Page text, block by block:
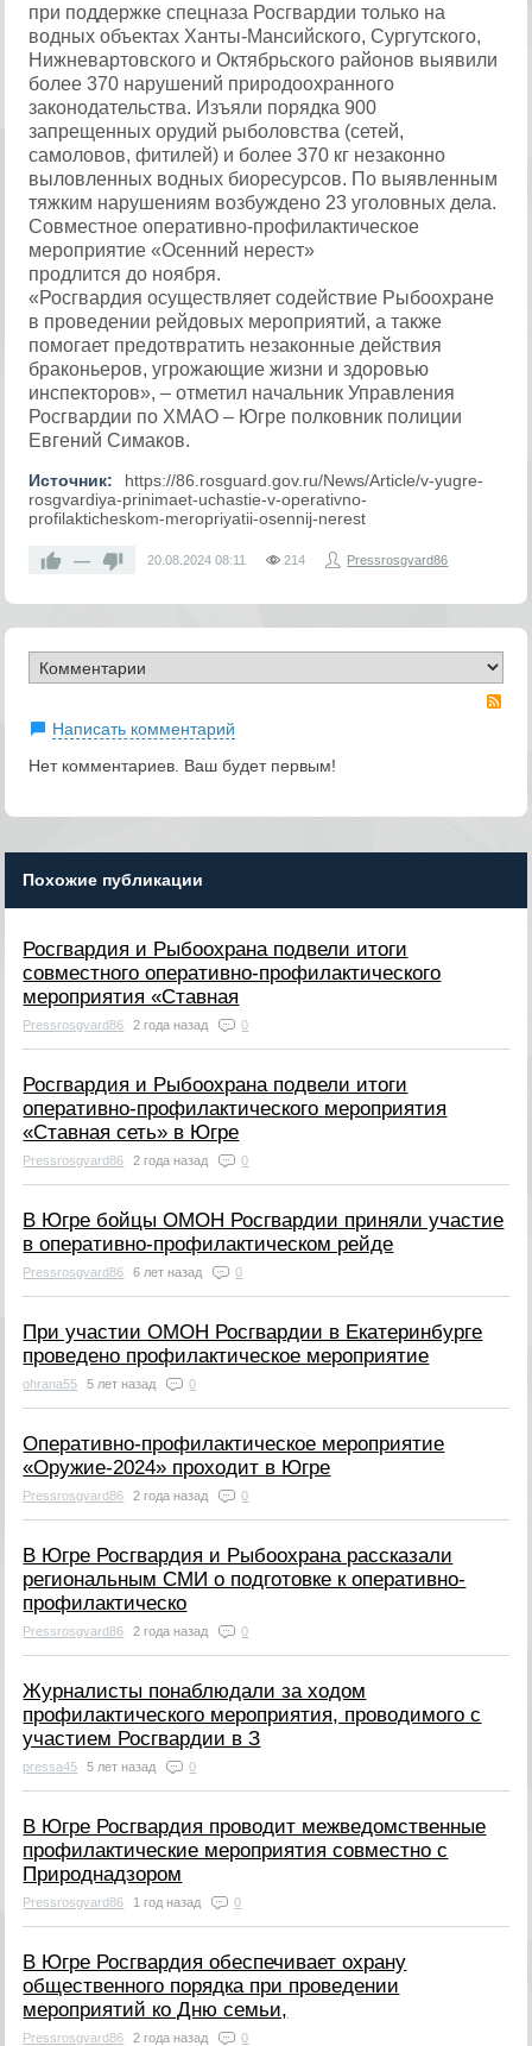
при поддержке спецназа Росгвардии только на
водных объектах Ханты-Мансийского, Сургутского,
Нижневартовского и Октябрьского районов выявили
более 370 нарушений природоохранного
законодательства. Изъяли порядка 900
запрещенных орудий рыболовства (сетей,
самоловов, фитилей) и более 370 кг незаконно
выловленных водных биоресурсов. По выявленным
тяжким нарушениям возбуждено 23 уголовных дела.
Совместное оперативно-профилактическое
мероприятие «Осенний нерест»
продлится до ноября.
«Росгвардия осуществляет содействие Рыбоохране
в проведении рейдовых мероприятий, а также
помогает предотвратить незаконные действия
браконьеров, угрожающие жизни и здоровью
инспекторов», – отметил начальник Управления
Росгвардии по ХМАО – Югре полковник полиции
Евгений Симаков.
Источник:
https://86.rosguard.gov.ru/News/Article/v-yugre-
rosgvardiya-prinimaet-uchastie-v-operativno-
profilakticheskom-meropriyatii-osennij-nerest
— 20.08.2024 08:11 214 Pressrosgvard86
Написать комментарий
Нет комментариев. Ваш будет первым!
Похожие публикации
Росгвардия и Рыбоохрана подвели итоги
совместного оперативно-профилактического
мероприятия «Ставная
Pressrosgvard86 2 года назад 0
Росгвардия и Рыбоохрана подвели итоги
оперативно-профилактического мероприятия
«Ставная сеть» в Югре
Pressrosgvard86 2 года назад 0
В Югре бойцы ОМОН Росгвардии приняли участие
в оперативно-профилактическом рейде
Pressrosgvard86 6 лет назад 0
При участии ОМОН Росгвардии в Екатеринбурге
проведено профилактическое мероприятие
ohrana55 5 лет назад 0
Оперативно-профилактическое мероприятие
«Оружие-2024» проходит в Югре
Pressrosgvard86 2 года назад 0
В Югре Росгвардия и Рыбоохрана рассказали
региональным СМИ о подготовке к оперативно-
профилактическо
Pressrosgvard86 2 года назад 0
Журналисты понаблюдали за ходом
профилактического мероприятия, проводимого с
участием Росгвардии в З
pressa45 5 лет назад 0
В Югре Росгвардия проводит межведомственные
профилактические мероприятия совместно с
Природнадзором
Pressrosgvard86 1 год назад 0
В Югре Росгвардия обеспечивает охрану
общественного порядка при проведении
мероприятий ко Дню семьи,
Pressrosgvard86 2 года назад 0